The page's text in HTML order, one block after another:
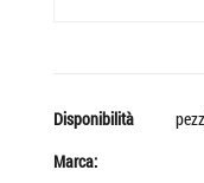
Disponibilità
Marca: